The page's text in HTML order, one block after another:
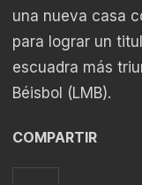
una nueva casa
para lograr un
escuadra más
Béisbol (LMB).
COMPARTIR